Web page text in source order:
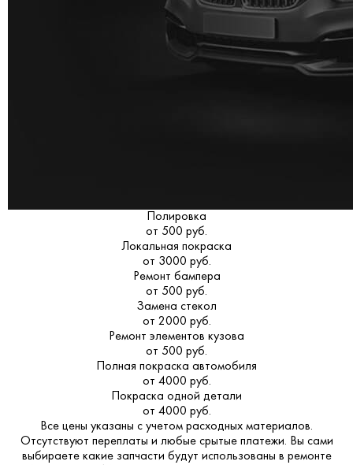
Полировка
от 500 руб.
Локальная покраска
от 3000 руб.
Ремонт бампера
от 500 руб.
Замена стекол
от 2000 руб.
Ремонт элементов кузова
от 500 руб.
Полная покраска автомобиля
от 4000 руб.
Покраска одной детали
от 4000 руб.
Все цены указаны с учетом расходных материалов.
Отсутствуют переплаты и любые срытые платежи. Вы сами
выбираете какие запчасти будут использованы в ремонте